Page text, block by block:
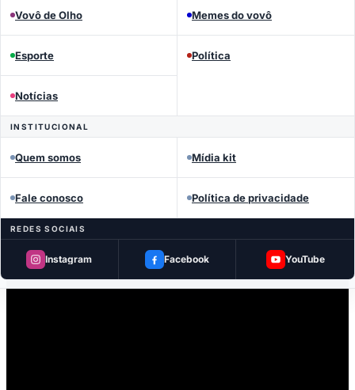
Vovô de Olho Memes do vovô
Esporte Política
Notícias
INSTITUCIONAL
Quem somos Mídia kit
Fale conosco Política de privacidade
REDES SOCIAIS
Instagram Facebook YouTube